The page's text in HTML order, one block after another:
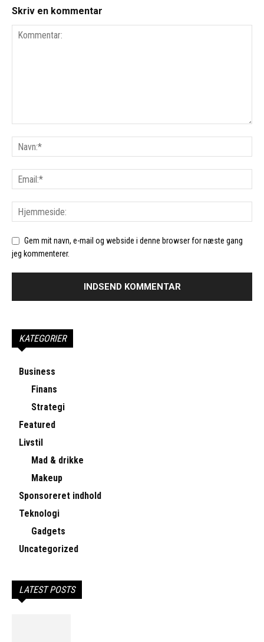
Skriv en kommentar
Gem mit navn, e-mail og webside i denne browser for næste gang
jeg kommenterer.
KATEGORIER
Business
Finans
Strategi
Featured
Livstil
Mad & drikke
Makeup
Sponsoreret indhold
Teknologi
Gadgets
Uncategorized
LATEST POSTS